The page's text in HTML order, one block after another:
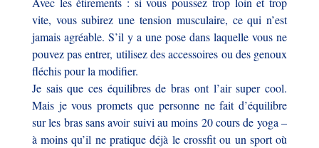
vite, vous subirez une tension musculaire, ce qui n’est
jamais agréable. S’il y a une pose dans laquelle vous ne
pouvez pas entrer, utilisez des accessoires ou des genoux
fléchis pour la modifier.
Je sais que ces équilibres de bras ont l’air super cool.
Mais je vous promets que personne ne fait d’équilibre
sur les bras sans avoir suivi au moins 20 cours de yoga –
à moins qu’il ne pratique déjà le crossfit ou un sport où